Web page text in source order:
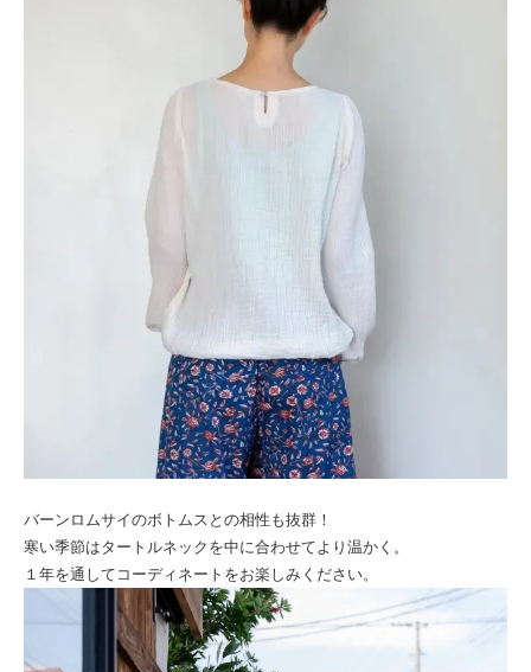
バーンロムサイのボトムスとの相性も抜群！
寒い季節はタートルネックを中に合わせてより温かく。
１年を通してコーディネートをお楽しみください。